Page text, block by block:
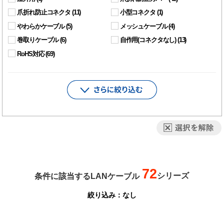
爪折れ防止コネクタ (11) 小型コネクタ (1)
やわらかケーブル(5) メッシュケーブル(4)
巻取りケーブル(6) 自作用(コネクタなし)(13)
RoHS対応(69)
条件に該当するLANケーブル 72シリーズ
絞り込み： なし